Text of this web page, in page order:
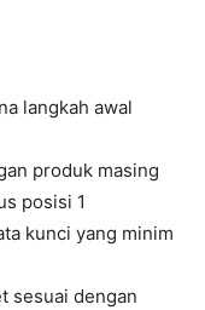
langkah awal
produk masing
posisi 1
kunci yang minim
sesuai dengan